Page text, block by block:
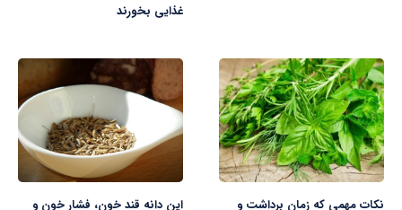
غذایی بخورند
نکات مهمی که زمان برداشت و این دانه قند خون، فشار خون و